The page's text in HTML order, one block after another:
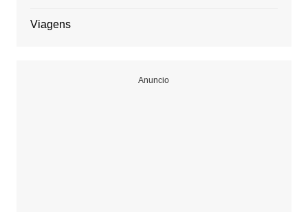
Viagens
Anuncio